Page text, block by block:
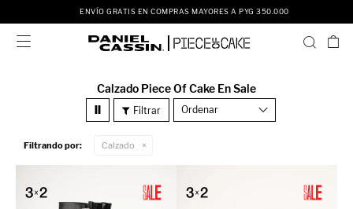
ENVÍO GRATIS EN COMPRAS MAYORES A PYG 350.000

Calzado Piece Of Cake En Sale
Recomendados
Filtrando por: Calzado